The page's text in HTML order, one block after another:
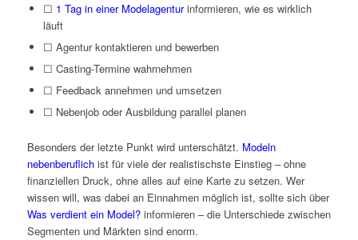
☐ 1 Tag in einer Modelagenturinformieren, wie es wirklich
läuft
☐ Agentur kontaktieren und bewerben
☐ Casting-Termine wahrnehmen
☐ Feedback annehmen und umsetzen
☐ Nebenjob oder Ausbildung parallel planen
Besonders der letzte Punkt wird unterschätzt. Modeln
nebenberuflichist für viele der realistischste Einstieg – ohne
finanziellen Druck, ohne alles auf eine Karte zu setzen. Wer
wissen will, was dabei an Einnahmen möglich ist, sollte sich über
Was verdient ein Model?informieren – die Unterschiede zwischen
Segmenten und Märkten sind enorm.